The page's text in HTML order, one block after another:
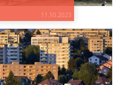
11.10.2023